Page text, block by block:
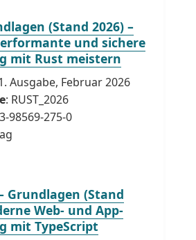
(Stand 2026) –
und sichere
mit Rust meistern
Ausgabe, Februar 2026
: RUST_2026
98569-275-0
Grundlagen (Stand
Web- und App-
mit TypeScript